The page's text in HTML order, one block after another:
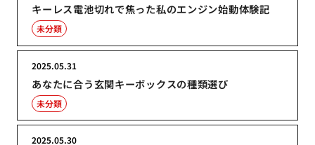
キーレス電池切れで焦った私のエンジン始動体験記
未分類
あなたに合う玄関キーボックスの種類選び
2025.05.31
未分類
2025.05.30